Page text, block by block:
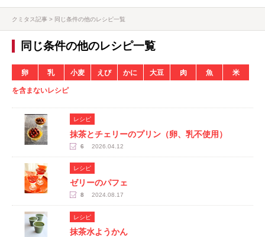
クミタス記事 同じ条件の他のレシピ一覧
同じ条件の他のレシピ一覧
卵 乳 小麦 えび かに 大豆 肉 魚 米
を含まないレシピ
レシピ
抹茶とチェリーのプリン（卵、乳不使用）
6 2026.04.12
レシピ
ゼリーのパフェ
8 2024.08.17
レシピ
抹茶水ようかん